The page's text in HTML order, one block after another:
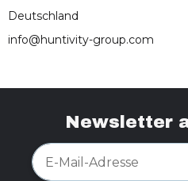
Deutschland
info@huntivity-group.com
Newsletter